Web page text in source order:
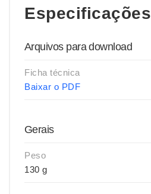
Especificações
Arquivos para download
Ficha técnica
Baixar o PDF
Gerais
Peso
130 g